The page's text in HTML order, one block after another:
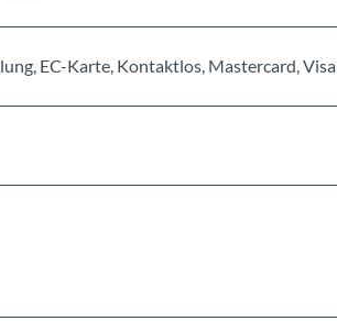
EC-Karte, Kontaktlos, Mastercard, Visa